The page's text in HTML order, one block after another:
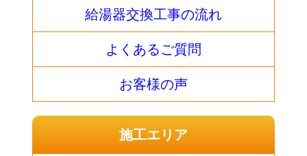
給湯器交換工事の流れ
よくあるご質問
お客様の声
施工エリア